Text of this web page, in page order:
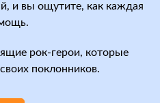
и вы ощутите, как каждая
рок-герои, которые
поклонников.